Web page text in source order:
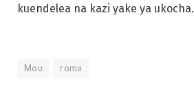
kuendelea na kazi yake ya ukocha.
Mou roma